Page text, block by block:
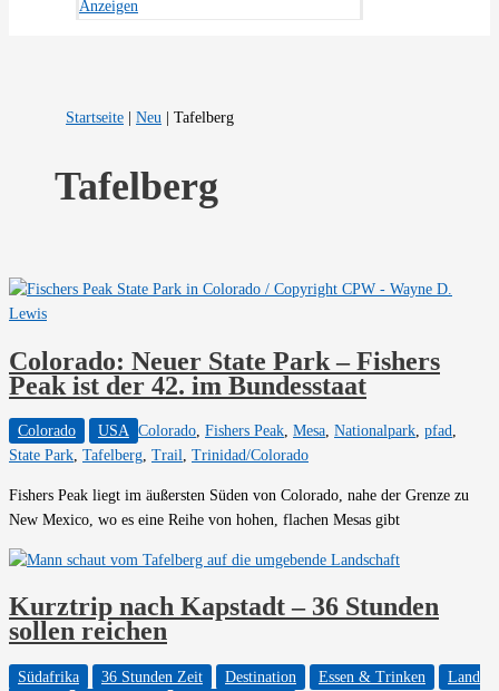
Anzeigen
Startseite |Neu |Tafelberg
Tafelberg
Colorado: Neuer State Park – Fishers
Peak ist der 42. im Bundesstaat
Colorado USA Colorado, Fishers Peak, Mesa, Nationalpark, pfad,
State Park, Tafelberg, Trail, Trinidad/Colorado
Fishers Peak liegt im äußersten Süden von Colorado, nahe der Grenze zu
New Mexico, wo es eine Reihe von hohen, flachen Mesas gibt
Kurztrip nach Kapstadt – 36 Stunden
sollen reichen
Südafrika 36 Stunden Zeit Destination Essen & Trinken
Land